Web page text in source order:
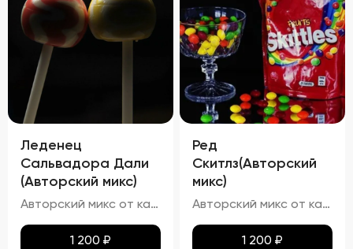
Леденец
Сальвадора Дали
(Авторский микс)
Авторский микс от кальянных мастеров - Авторский Твист наших резидентов, Chupa Chups- Этот освежающий напиток в точности имитирует вкус леденца "Чупа Чупс" со вкусом винограда и чёрной смородины
1 200 ₽
Ред
Скитлз(Авторский
микс)
Авторский микс от кальянных мастеров - Вкусный мир Skittles -- попробуй радугу
1 200 ₽